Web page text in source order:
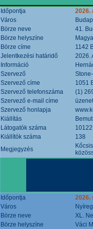
Időpontja
2026.
Város
Börze neve
41.
Börze helyszíne
Börze címe
1142
Jelentkezési határidő
2026.
Információ
Szervező
Szervező címe
1051
Szervező telefonszáma
(1)
Szervező e-mail címe
Szervező honlapja
Kiállítás
Látogatók száma
10122
Kiállítók száma
138
Megjegyzés
Időpontja
2026.
Város
Börze neve
XL.
Börze helyszíne
Váci